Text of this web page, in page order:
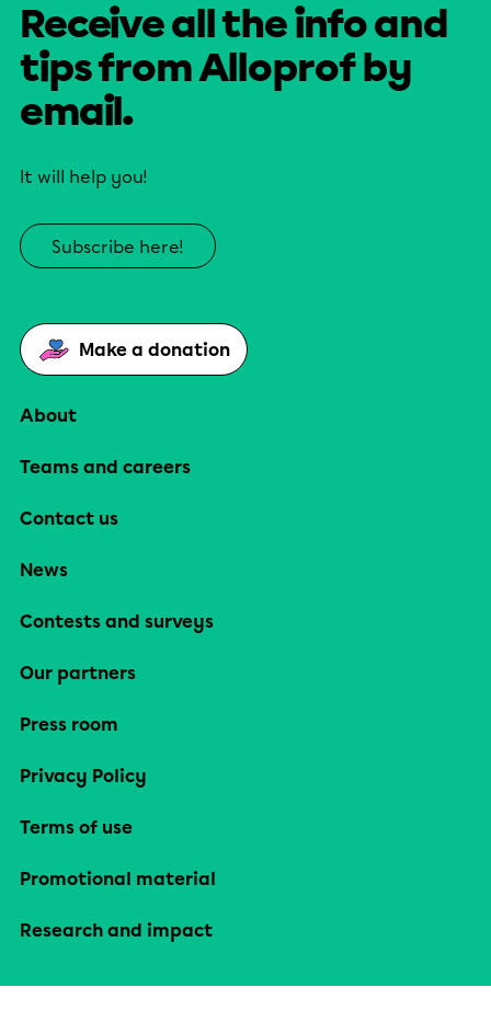
Receive all the info and
tips from Alloprof by
email.
It will help you!
Subscribe here!
Make a donation
About
Teams and careers
Contact us
News
Contests and surveys
Our partners
Press room
Privacy Policy
Terms of use
Promotional material
Research and impact